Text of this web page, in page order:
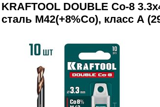
KRAFTOOL DOUBLE Сo-8
сталь M42(+8%Co), класс А